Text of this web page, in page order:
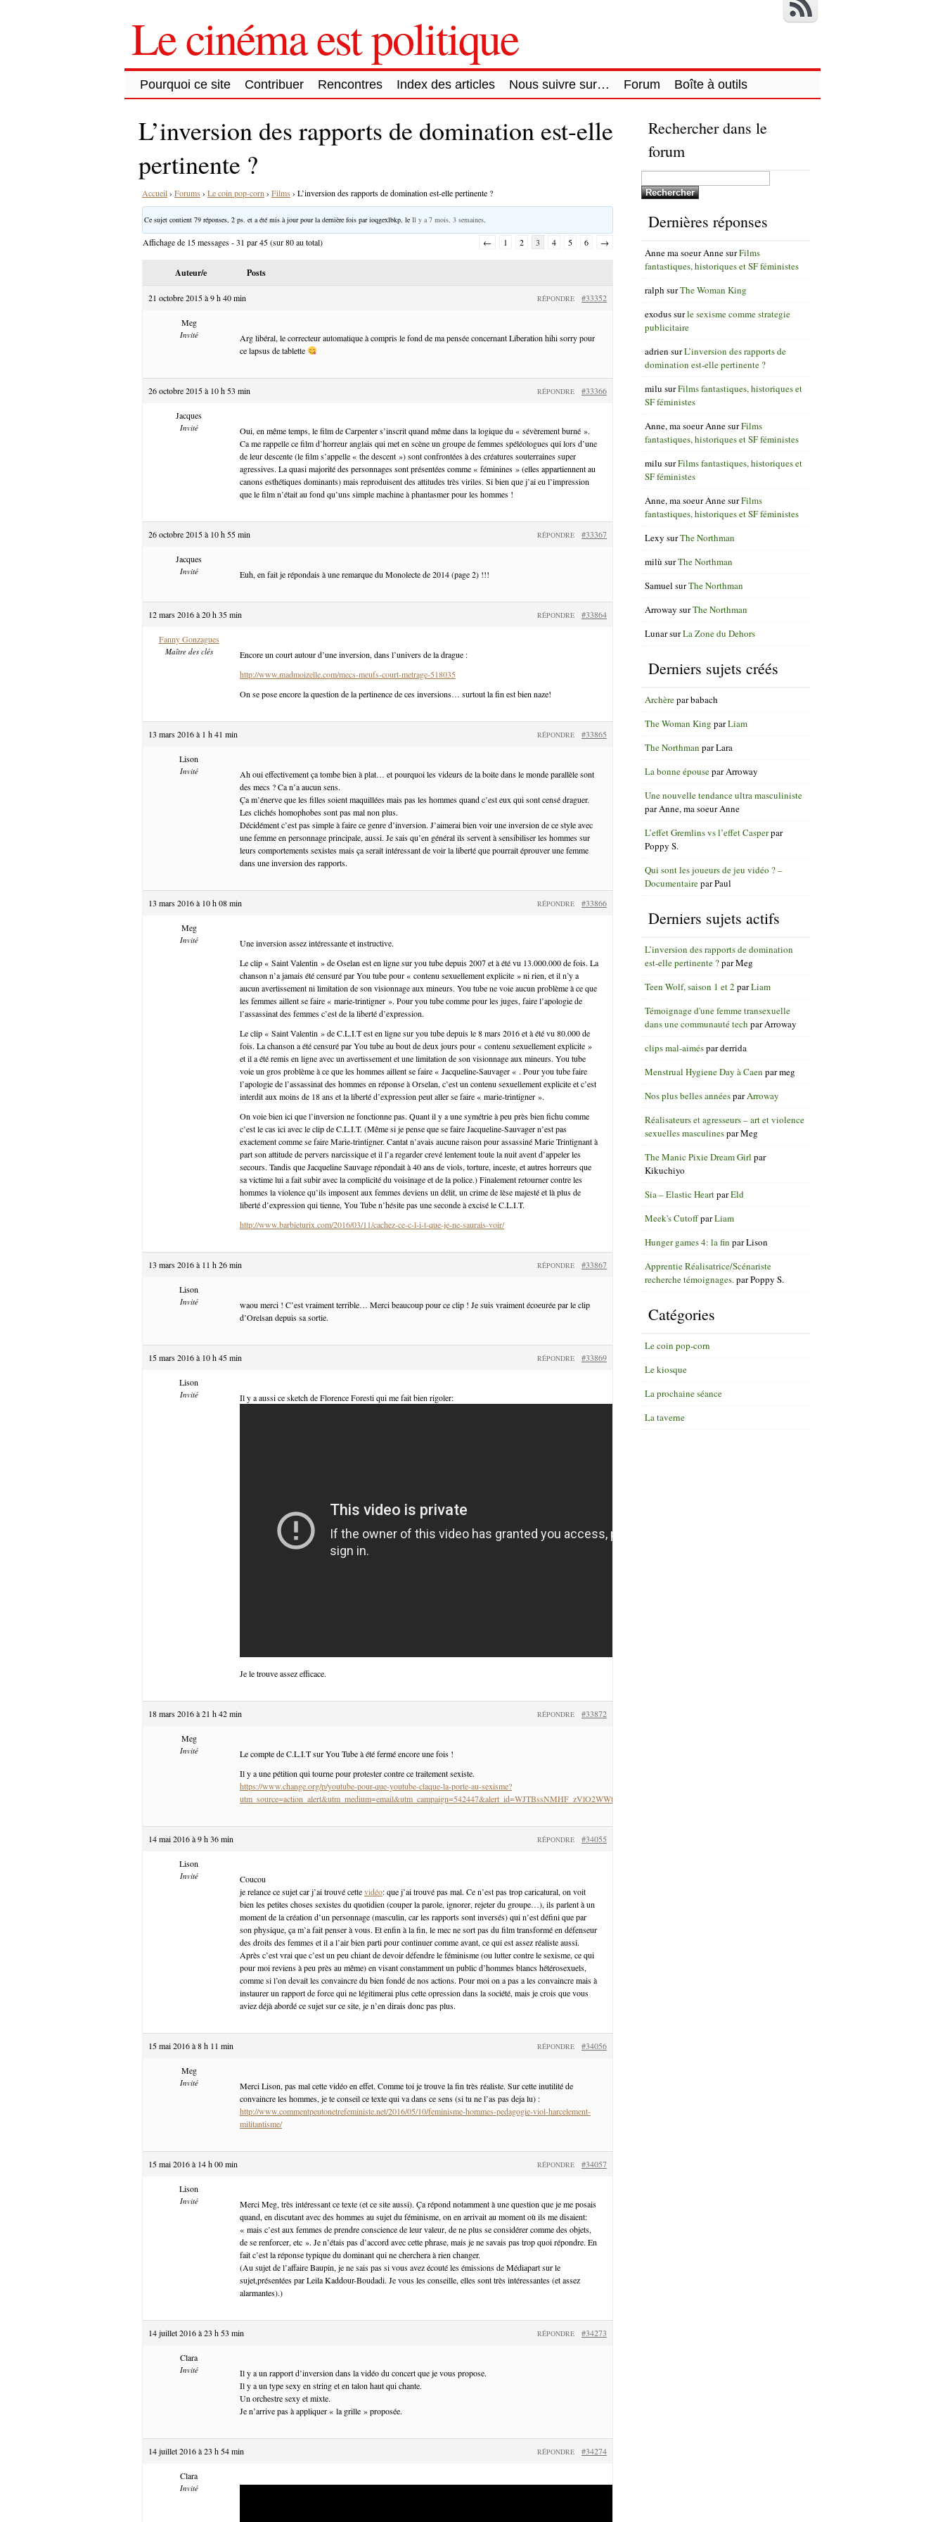
Le cinéma est politique
Pourquoi ce site Contribuer Rencontres Index des articles Nous suivre sur… Forum Boîte à outils
L’inversion des rapports de domination est-elle
pertinente ?
Accueil› Forums › Le coin pop-corn › Films › L’inversion des rapports de domination est-elle pertinente ?
Ce sujet contient 79 réponses, 2 ps. et a été mis à jour pour la dernière fois parioqgexlbkp , le Il y a 7 mois, 3 semaines
Affichage de 15 messages - 31 par 45 (sur 80 au total) ← 1 2 3 4 5 6 →
Auteur/e Posts
21 octobre 2015 à 9 h 40 min #33352
RÉPONDRE
Meg
Invité
Arg libéral, le correcteur automatique à compris le fond de ma pensée concernant Liberation hihi sorry pour
ce lapsus de tablette
26 octobre 2015 à 10 h 53 min #33366
RÉPONDRE
Jacques
Invité
Oui, en même temps, le film de Carpenter s’inscrit quand même dans la logique du « sévèrement burné ».
Ca me rappelle ce film d’horreur anglais qui met en scène un groupe de femmes spéléologues qui lors d’une
de leur descente (le film s’appelle « the descent ») sont confrontées à des créatures souterraines super
agressives. La quasi majorité des personnages sont présentées comme « féminines » (elles appartiennent au
canons esthétiques dominants) mais reproduisent des attitudes très viriles. Si bien que j’ai eu l’impression
que le film n’était au fond qu’uns simple machine à phantasmer pour les hommes !
26 octobre 2015 à 10 h 55 min #33367
RÉPONDRE
Jacques
Invité Euh, en fait je répondais à une remarque du Monolecte de 2014 (page 2) !!!
12 mars 2016 à 20 h 35 min #33864
RÉPONDRE
Fanny Gonzagues
Maître des clés
Encore un court autour d’une inversion, dans l’univers de la drague :
http://www.madmoizelle.com/mecs-meufs-court-metrage-518035
On se pose encore la question de la pertinence de ces inversions… surtout la fin est bien naze!
13 mars 2016 à 1 h 41 min #33865
RÉPONDRE
Lison
Invité
Ah oui effectivement ça tombe bien à plat… et pourquoi les videurs de la boite dans le monde parallèle sont
des mecs ? Ca n’a aucun sens.
Ça m’énerve que les filles soient maquillées mais pas les hommes quand c’est eux qui sont censé draguer.
Les clichés homophobes sont pas mal non plus.
Décidément c’est pas simple à faire ce genre d’inversion. J’aimerai bien voir une inversion de ce style avec
une femme en personnage principale, aussi. Je sais qu’en général ils servent à sensibiliser les hommes sur
leurs comportements sexistes mais ça serait intéressant de voir la liberté que pourrait éprouver une femme
dans une inversion des rapports.
13 mars 2016 à 10 h 08 min #33866
RÉPONDRE
Meg
Invité
Une inversion assez intéressante et instructive.
Le clip « Saint Valentin » de Oselan est en ligne sur you tube depuis 2007 et à été vu 13.000.000 de fois. La
chanson n’a jamais été censuré par You tube pour « contenu sexuellement explicite » ni rien, et il n’y a
aucun avertissement ni limitation de son visionnage aux mineurs. You tube ne voie aucun problème à ce que
les femmes aillent se faire « marie-trintigner ». Pour you tube comme pour les juges, faire l’apologie de
l’assassinat des femmes c’est de la liberté d’expression.
Le clip « Saint Valentin » de C.L.I.T est en ligne sur you tube depuis le 8 mars 2016 et à été vu 80.000 de
fois. La chanson a été censuré par You tube au bout de deux jours pour « contenu sexuellement explicite »
et il a été remis en ligne avec un avertissement et une limitation de son visionnage aux mineurs. You tube
voie un gros problème à ce que les hommes aillent se faire « Jacqueline-Sauvager « . Pour you tube faire
l’apologie de l’assassinat des hommes en réponse à Orselan, c’est un contenu sexuellement explicite et c’est
interdit aux moins de 18 ans et la liberté d’expression peut aller se faire « marie-trintigner ».
On voie bien ici que l’inversion ne fonctionne pas. Quant il y a une symétrie à peu près bien fichu comme
c’est le cas ici avec le clip de C.L.I.T. (Même si je pense que se faire Jacqueline-Sauvager n’est pas
exactement comme se faire Marie-trintigner. Cantat n’avais aucune raison pour assassiné Marie Trintignant à
part son attitude de pervers narcissique et il l’a regarder crevé lentement toute la nuit avent d’appeler les
secours. Tandis que Jacqueline Sauvage répondait à 40 ans de viols, torture, inceste, et autres horreurs que
sa victime lui a fait subir avec la complicité du voisinage et de la police.) Finalement retourner contre les
hommes la violence qu’ils imposent aux femmes deviens un délit, un crime de lèse majesté et là plus de
liberté d’expression qui tienne, You Tube n’hésite pas une seconde à excisé le C.L.I.T.
http://www.barbieturix.com/2016/03/11/cachez-ce-c-l-i-t-que-je-ne-saurais-voir/
13 mars 2016 à 11 h 26 min #33867
RÉPONDRE
Lison
Invité
waou merci ! C’est vraiment terrible… Merci beaucoup pour ce clip ! Je suis vraiment écoeurée par le clip
d’Orelsan depuis sa sortie.
15 mars 2016 à 10 h 45 min #33869
RÉPONDRE
Lison
Invité Il y a aussi ce sketch de Florence Foresti qui me fait bien rigoler:
Je le trouve assez efficace.
18 mars 2016 à 21 h 42 min #33872
RÉPONDRE
Meg
Invité
Le compte de C.L.I.T sur You Tube à été fermé encore une fois !
Il y a une pétition qui tourne pour protester contre ce traitement sexiste.
https://www.change.org/p/youtube-pour-que-youtube-claque-la-porte-au-sexisme?
utm_source=action_alert&utm_medium=email&utm_campaign=542447&alert_id=WJTBssNMHF_zVlO2WWtMLcWsyRwq8p97Qrr4hUbr9p37iA0iamS55Q%3D
14 mai 2016 à 9 h 36 min #34055
RÉPONDRE
Lison
Invité
Coucou
je relance ce sujet car j’ai trouvé cettevidéo: que j’ai trouvé pas mal. Ce n’est pas trop caricatural, on voit
bien les petites choses sexistes du quotidien (couper la parole, ignorer, rejeter du groupe…), ils parlent à un
moment de la création d’un personnage (masculin, car les rapports sont inversés) qui n’est défini que par
son physique, ça m’a fait penser à vous. Et enfin à la fin, le mec ne sort pas du film transformé en défenseur
des droits des femmes et il a l’air bien parti pour continuer comme avant, ce qui est assez réaliste aussi.
Après c’est vrai que c’est un peu chiant de devoir défendre le féminisme (ou lutter contre le sexisme, ce qui
pour moi reviens à peu près au même) en visant constamment un public d’hommes blancs hétérosexuels,
comme si l’on devait les convaincre du bien fondé de nos actions. Pour moi on a pas a les convaincre mais à
instaurer un rapport de force qui ne légitimerai plus cette opression dans la société, mais je crois que vous
aviez déjà abordé ce sujet sur ce site, je n’en dirais donc pas plus.
15 mai 2016 à 8 h 11 min #34056
RÉPONDRE
Meg
Invité
Merci Lison, pas mal cette vidéo en effet. Comme toi je trouve la fin très réaliste. Sur cette inutilité de
convaincre les hommes, je te conseil ce texte qui va dans ce sens (si tu ne l’as pas deja lu) :
http://www.commentpeutonetrefeministe.net/2016/05/10/feminisme-hommes-pedagogie-viol-harcelement-
militantisme/
15 mai 2016 à 14 h 00 min #34057
RÉPONDRE
Lison
Invité
Merci Meg, très intéressant ce texte (et ce site aussi). Ça répond notamment à une question que je me posais
quand, en discutant avec des hommes au sujet du féminisme, on en arrivait au moment où ils me disaient:
« mais c’est aux femmes de prendre conscience de leur valeur, de ne plus se considérer comme des objets,
de se renforcer, etc ». Je n’étais pas d’accord avec cette phrase, mais je ne savais pas trop quoi répondre. En
fait c’est la réponse typique du dominant qui ne cherchera à rien changer.
(Au sujet de l’affaire Baupin, je ne sais pas si vous avez écouté les émissions de Médiapart sur le
sujet,présentées par Leila Kaddour-Boudadi. Je vous les conseille, elles sont très intéressantes (et assez
alarmantes).)
14 juillet 2016 à 23 h 53 min #34273
RÉPONDRE
Clara
Invité
Il y a un rapport d’inversion dans la vidéo du concert que je vous propose.
Il y a un type sexy en string et en talon haut qui chante.
Un orchestre sexy et mixte.
Je n’arrive pas à appliquer « la grille » proposée.
14 juillet 2016 à 23 h 54 min #34274
RÉPONDRE
Clara
Invité
Rechercher dans le
forum
Dernières réponses
Anne ma soeur AnnesurFilms
fantastiques, historiques et SF féministes
ralph surThe Woman King
exodussurle sexisme comme strategie
publicitaire
adrien surL’inversion des rapports de
domination est-elle pertinente ?
milu surFilms fantastiques, historiques et
SF féministes
Anne, ma soeur AnnesurFilms
fantastiques, historiques et SF féministes
milu surFilms fantastiques, historiques et
SF féministes
Anne, ma soeur AnnesurFilms
fantastiques, historiques et SF féministes
Lexy surThe Northman
milù surThe Northman
Samuel surThe Northman
Arroway surThe Northman
LunarsurLa Zone du Dehors
Derniers sujets créés
Archèreparbabach
The Woman King parLiam
The Northman parLara
La bonne épouseparArroway
Une nouvelle tendance ultra masculiniste
parAnne, ma soeur Anne
L’effet Gremlins vs l’effet Casperpar
Poppy S.
Qui sont les joueurs de jeu vidéo ? –
DocumentaireparPaul
Derniers sujets actifs
L’inversion des rapports de domination
est-elle pertinente ?parMeg
Teen Wolf, saison 1 et 2 parLiam
Témoignage d'une femme transexuelle
dans une communauté tech parArroway
clips mal-aimésparderrida
Menstrual Hygiene Day à Caen parmeg
Nos plus belles annéesparArroway
Réalisateurs et agresseurs – art et violence
sexuelles masculinesparMeg
The Manic Pixie Dream Girl par
Kikuchiyo
Sia – Elastic HeartparEld
Meek's CutoffparLiam
Hunger games 4: la fin parLison
Apprentie Réalisatrice/Scénariste
recherche témoignages. parPoppy S.
Catégories
Le coin pop-corn
Le kiosque
La prochaine séance
La taverne